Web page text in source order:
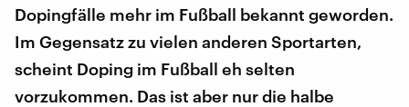
Dopingfälle mehr im Fußball bekannt geworden.
Im Gegensatz zu vielen anderen Sportarten,
scheint Doping im Fußball eh selten
vorzukommen. Das ist aber nur die halbe